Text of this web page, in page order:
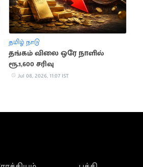
தமிழ் நாடு
தங்கம் விலை ஒரே நாளில்
ரூ.1,600 சரிவு
Jul 08, 2026, 11:07 IST